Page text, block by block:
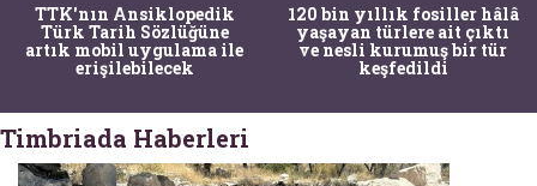
TTK'nın Ansiklopedik
Türk Tarih Sözlüğüne
artık mobil uygulama ile
erişilebilecek
120 bin yıllık fosiller hâlâ
yaşayan türlere ait çıktı
ve nesli kurumuş bir tür
keşfedildi
Timbriada Haberleri